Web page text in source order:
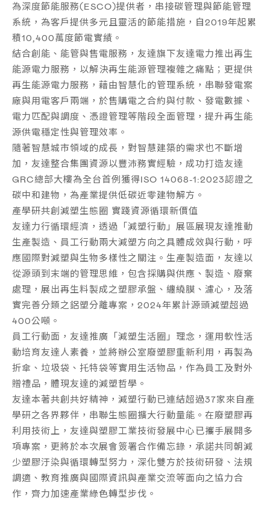
為深度節能服務(ESCO)提供者，串接碳管理與節能管理
系統，為客戶提供多元且靈活的節能措施，自2019年起累
積10,400萬度節電實績。
結合創能、能管與售電服務，友達旗下友達電力推出再生
能源電力服務，以解決再生能源管理複雜之痛點；更提供
再生能源電力服務，藉由智慧化的管理系統，串聯發電案
廠與用電客戶兩端，於售購電之合約與付款、發電數據、
電力匹配與調度、憑證管理等階段全面管理，提升再生能
源供電穩定性與管理效率。
隨著智慧城市領域的成長，對智慧建築的需求也不斷增
加，友達整合集團資源以豐沛務實經驗，成功打造友達
GRC總部大樓為全台首例獲得ISO 14068-1:2023認證之
碳中和建物，為產業提供低碳近零建物解方。
產學研共創減塑生態圈 實踐資源循環新價值
友達力行循環經濟，透過「減塑行動 」展區展現友達推動
生產製造、員工行動兩大減塑方向之具體成效與行動，呼
應國際對減塑與生物多樣性之關注。生產製造面，友達以
從源頭到末端的管理思維，包含採購與供應、製造、廢棄
處理，展出再生料製成之塑膠承盤、纏繞膜、濾心，及落
實完善分類之鋁塑分離專案，2024年累計源頭減塑超過
400公噸。
員工行動面，友達推廣「減塑生活圈」理念，運用軟性活
動培育友達人素養，並將辦公室廢塑膠重新利用，再製為
折傘、垃圾袋、托特袋等實用生活物品，作為員工及對外
贈禮品，體現友達的減塑哲學。
友達本著共創共好精神，減塑行動已連結超過37家來自產
學研之各界夥伴，串聯生態圈擴大行動量能。在廢塑膠再
利用技術上，友達與塑膠工業技術發展中心已攜手展開多
項專案，更將於本次展會簽署合作備忘錄，承諾共同朝減
少塑膠汙染與循環轉型努力，深化雙方於技術研發、法規
調適、教育推廣與國際資訊與產業交流等面向之協力合
作，齊力加速產業綠色轉型步伐。